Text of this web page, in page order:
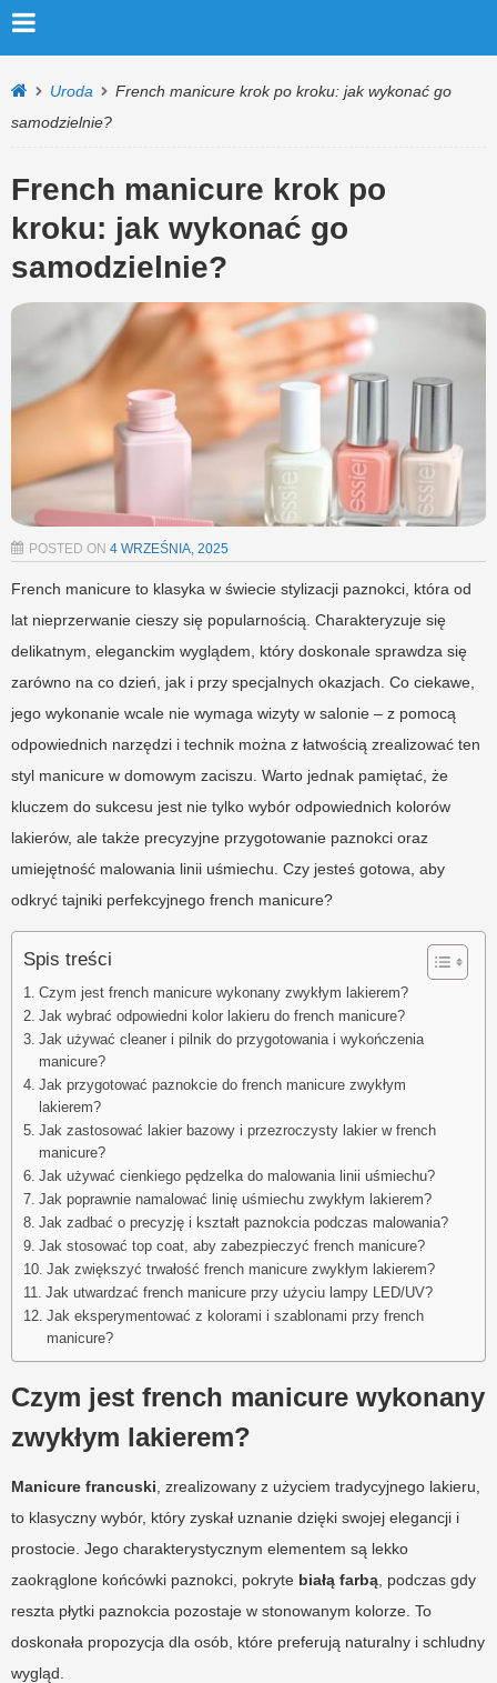
Uroda
French manicure krok po kroku: jak wykonać go
samodzielnie?
French manicure krok po
kroku: jak wykonać go
samodzielnie?
POSTED ON 4 WRZEŚNIA, 2025
French manicure to klasyka w świecie stylizacji paznokci, która od
lat nieprzerwanie cieszy się popularnością. Charakteryzuje się
delikatnym, eleganckim wyglądem, który doskonale sprawdza się
zarówno na co dzień, jak i przy specjalnych okazjach. Co ciekawe,
jego wykonanie wcale nie wymaga wizyty w salonie – z pomocą
odpowiednich narzędzi i technik można z łatwością zrealizować ten
styl manicure w domowym zaciszu. Warto jednak pamiętać, że
kluczem do sukcesu jest nie tylko wybór odpowiednich kolorów
lakierów, ale także precyzyjne przygotowanie paznokci oraz
umiejętność malowania linii uśmiechu. Czy jesteś gotowa, aby
odkryć tajniki perfekcyjnego french manicure?
Spis treści
Czym jest french manicure wykonany zwykłym lakierem?
Jak wybrać odpowiedni kolor lakieru do french manicure?
Jak używać cleaner i pilnik do przygotowania i wykończenia
manicure?
Jak przygotować paznokcie do french manicure zwykłym
lakierem?
Jak zastosować lakier bazowy i przezroczysty lakier w french
manicure?
Jak używać cienkiego pędzelka do malowania linii uśmiechu?
Jak poprawnie namalować linię uśmiechu zwykłym lakierem?
Jak zadbać o precyzję i kształt paznokcia podczas malowania?
Jak stosować top coat, aby zabezpieczyć french manicure?
Jak zwiększyć trwałość french manicure zwykłym lakierem?
Jak utwardzać french manicure przy użyciu lampy LED/UV?
Jak eksperymentować z kolorami i szablonami przy french
manicure?
Czym jest french manicure wykonany
zwykłym lakierem?
Manicure francuski , zrealizowany z użyciem tradycyjnego lakieru,
to klasyczny wybór, który zyskał uznanie dzięki swojej elegancji i
prostocie. Jego charakterystycznym elementem są lekko
zaokrąglone końcówki paznokci, pokryte białą farbą , podczas gdy
reszta płytki paznokcia pozostaje w stonowanym kolorze. To
doskonała propozycja dla osób, które preferują naturalny i schludny
wygląd.